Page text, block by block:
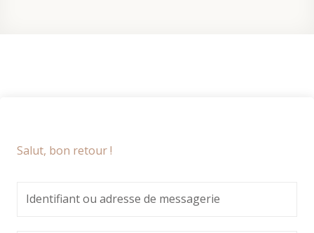
Salut, bon retour !